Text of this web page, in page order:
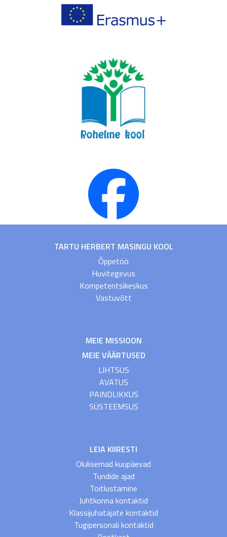
TARTU HERBERT MASINGU KOOL
Õppetöö
Huvitegevus
Kompetentsikeskus
Vastuvõtt
MEIE MISSIOON
MEIE VÄÄRTUSED
LIHTSUS
AVATUS
PAINDLIKKUS
SÜSTEEMSUS
LEIA KIIRESTI
Olulisemad kuupäevad
Tundide ajad
Toitlustamine
Juhtkonna kontaktid
Klassijuhatajate kontaktid
Tugipersonali kontaktid